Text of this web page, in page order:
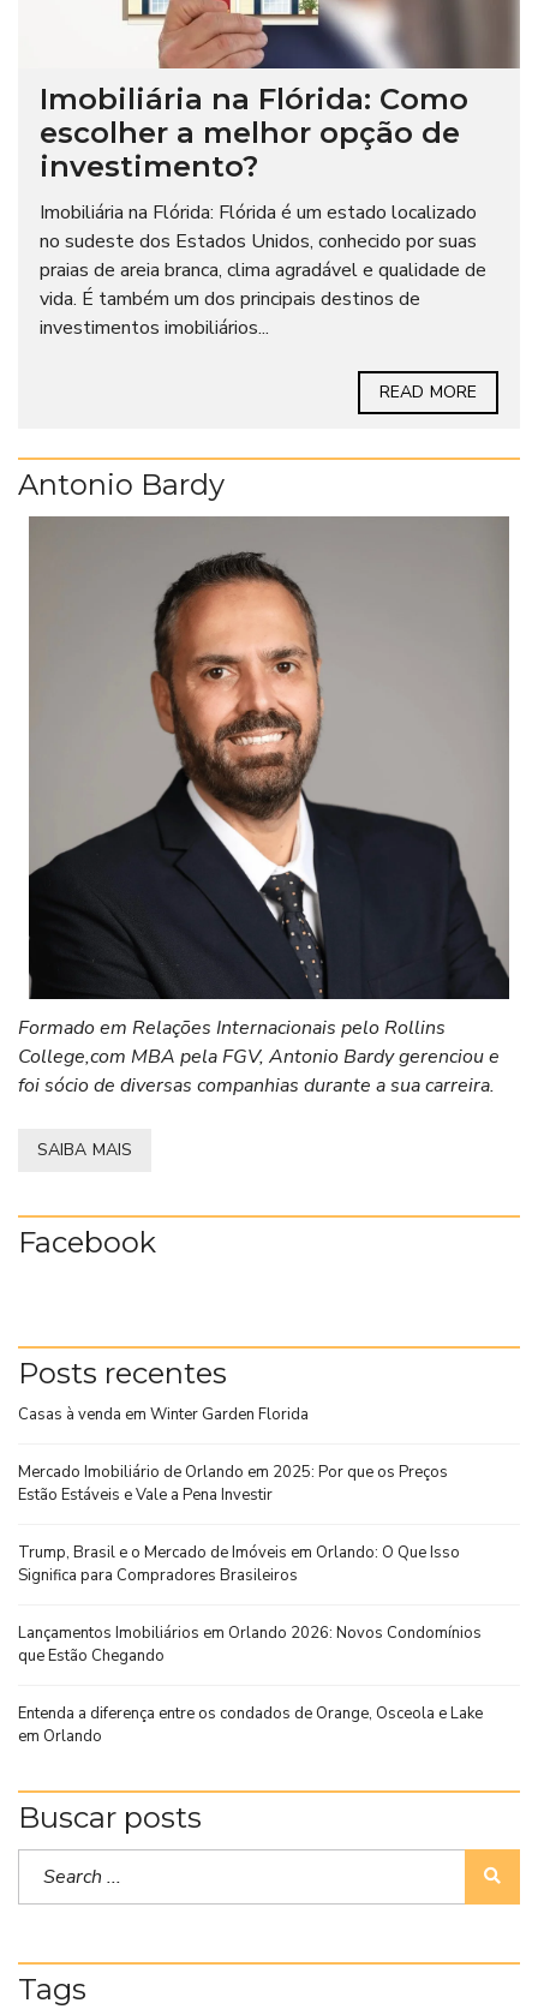
Imobiliária na Flórida: Como
escolher a melhor opção de
investimento?
Imobiliária na Flórida: Flórida é um estado localizado
no sudeste dos Estados Unidos, conhecido por suas
praias de areia branca, clima agradável e qualidade de
vida. É também um dos principais destinos de
investimentos imobiliários...
READ MORE
Antonio Bardy
Formado em Relações Internacionais pelo Rollins
College,com MBA pela FGV, Antonio Bardy gerenciou e
foi sócio de diversas companhias durante a sua carreira.
SAIBA MAIS
Facebook
Posts recentes
Casas à venda em Winter Garden Florida
Mercado Imobiliário de Orlando em 2025: Por que os Preços
Estão Estáveis e Vale a Pena Investir
Trump, Brasil e o Mercado de Imóveis em Orlando: O Que Isso
Significa para Compradores Brasileiros
Lançamentos Imobiliários em Orlando 2026: Novos Condomínios
que Estão Chegando
Entenda a diferença entre os condados de Orange, Osceola e Lake
em Orlando
Buscar posts
Tags